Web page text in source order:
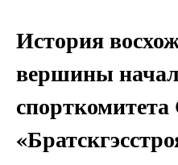
История
вершины